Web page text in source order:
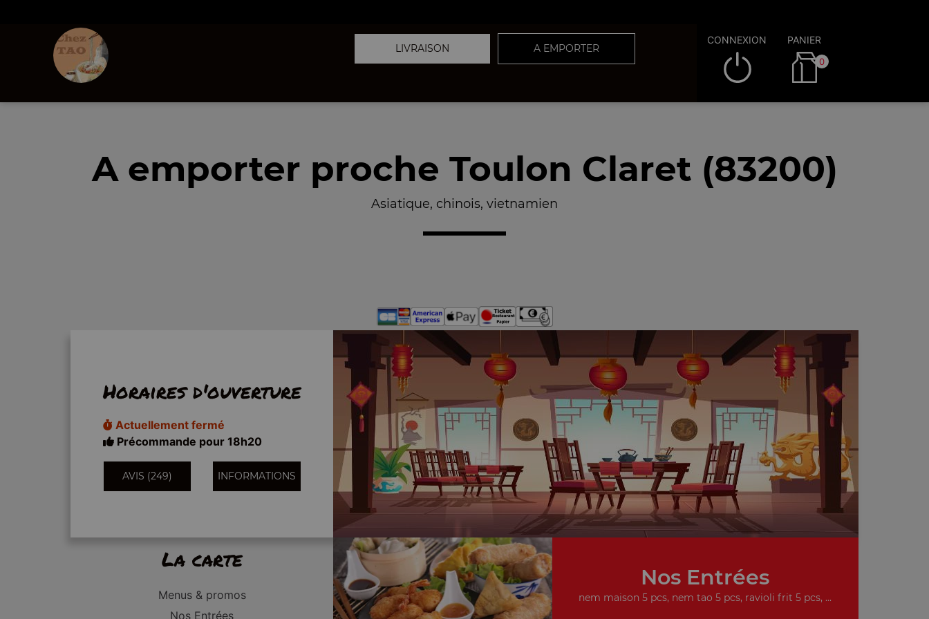
LIVRAISON A EMPORTER
CONNEXION PANIER
0
A emporter proche Toulon Claret (83200)
Asiatique, chinois, vietnamien
Horaires d'ouverture
Actuellement fermé
Précommande pour 18h20
AVIS (249) INFORMATIONS
La carte
Menus & promos
Nos Entrées
Nos Entrées
nem maison 5 pcs, nem tao 5 pcs, ravioli frit 5 pcs, ...